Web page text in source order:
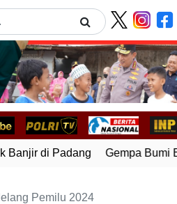
di Padang Gempa Bumi
Pemilu 2024